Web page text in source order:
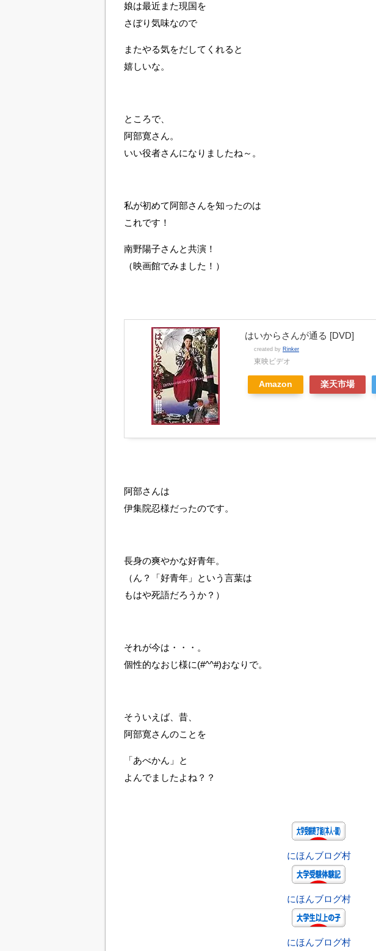
娘は最近また現国を
さぼり気味なので
またやる気をだしてくれると
嬉しいな。
ところで、
阿部寛さん。
いい役者さんになりましたね～。
私が初めて阿部さんを知ったのは
これです！
南野陽子さんと共演！
（映画館でみました！）
はいからさんが通る [DVD]
created by Rinker
東映ビデオ
Amazon 楽天市場
阿部さんは
伊集院忍様だったのです。
長身の爽やかな好青年。
（ん？「好青年」という言葉は
もはや死語だろうか？）
それが今は・・・。
個性的なおじ様に(#^^#)おなりで。
そういえば、昔、
阿部寛さんのことを
「あべかん」と
よんでましたよね？？
にほんブログ村
にほんブログ村
にほんブログ村